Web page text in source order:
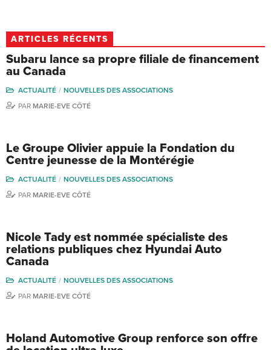
ARTICLES RÉCENTS
Subaru lance sa propre filiale de financement
au Canada
ACTUALITÉ
NOUVELLES DES ASSOCIATIONS
PAR MARIE-EVE CÔTÉ
Le Groupe Olivier appuie la Fondation du
Centre jeunesse de la Montérégie
ACTUALITÉ
NOUVELLES DES ASSOCIATIONS
PAR MARIE-EVE CÔTÉ
Nicole Tady est nommée spécialiste des
relations publiques chez Hyundai Auto
Canada
ACTUALITÉ
NOUVELLES DES ASSOCIATIONS
PAR MARIE-EVE CÔTÉ
Holand Automotive Group renforce son offre